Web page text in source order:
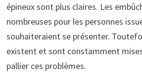
épineux sont plus claires. Les
nombreuses pour les personnes
souhaiteraient se présenter.
existent et sont constamment
pallier ces problèmes.